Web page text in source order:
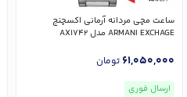
ساعت مچی مردانه آرمانی اکسچنج
ARMANI EXCHAGE مدل AX1742
61,050,000 تومان
ارسال فوری